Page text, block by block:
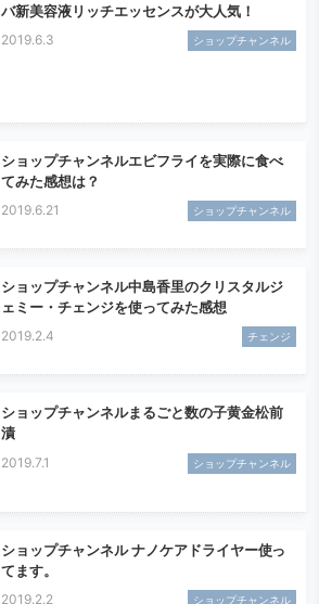
バ新美容液リッチエッセンスが大人気！
2019.6.3 ショップチャンネル
ショップチャンネルエビフライを実際に食べ
てみた感想は？
2019.6.21 ショップチャンネル
ショップチャンネル中島香里のクリスタルジ
ェミー・チェンジを使ってみた感想
2019.2.4 チェンジ
ショップチャンネルまるごと数の子黄金松前
漬
2019.7.1 ショップチャンネル
ショップチャンネル ナノケアドライヤー使っ
てます。
2019.2.2 ショップチャンネル